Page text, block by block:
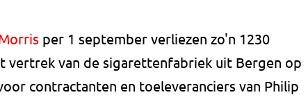
per 1 september verliezen zo'n 1230
vertrek van de sigarettenfabriek uit Bergen op
contractanten en toeleveranciers van Philip